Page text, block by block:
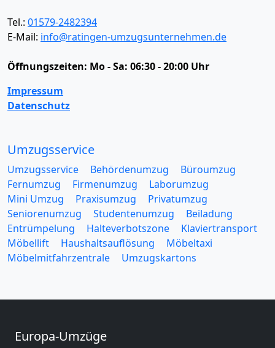
Tel.: 01579-2482394
E-Mail: info@ratingen-umzugsunternehmen.de
Öffnungszeiten: Mo - Sa: 06:30 - 20:00 Uhr
Impressum
Datenschutz
Umzugsservice
Umzugsservice Behördenumzug
Büroumzug
Fernumzug
Firmenumzug
Laborumzug
Mini Umzug
Praxisumzug
Privatumzug
Seniorenumzug
Studentenumzug
Beiladung
Entrümpelung
Halteverbotszone
Klaviertransport
Möbellift
Haushaltsauflösung
Möbeltaxi
Möbelmitfahrzentrale
Umzugskartons
Europa-Umzüge